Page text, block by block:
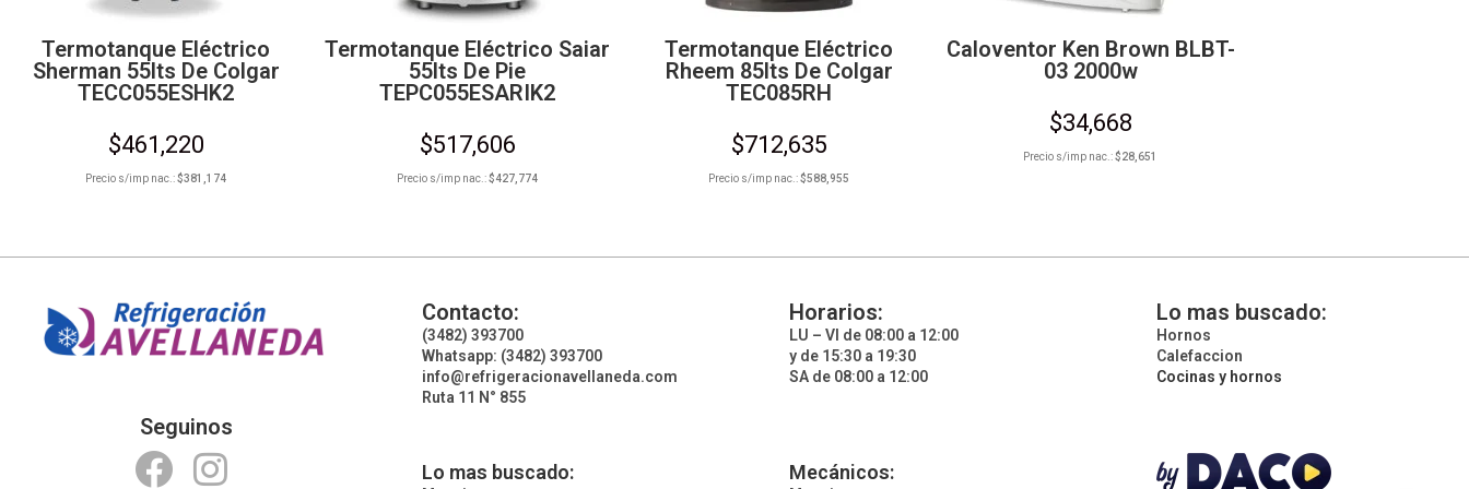
Termotanque Eléctrico
Sherman 55lts De Colgar
TECC055ESHK2
$461,220
Precio s/imp nac.:$381,174
Termotanque Eléctrico Saiar
55lts De Pie
TEPC055ESARIK2
$517,606
Precio s/imp nac.:$427,774
Termotanque Eléctrico
Rheem 85lts De Colgar
TEC085RH
$712,635
Precio s/imp nac.:$588,955
Caloventor Ken Brown BLBT-
03 2000w
$34,668
Precio s/imp nac.:$28,651
Seguinos
Contacto:
(3482) 393700
Whatsapp: (3482) 393700
info@refrigeracionavellaneda.com
Ruta 11 N° 855
Lo mas buscado:
Horarios:
LU – VI de 08:00 a 12:00
y de 15:30 a 19:30
SA de 08:00 a 12:00
Mecánicos:
Lo mas buscado:
Hornos
Calefaccion
Cocinas y hornos